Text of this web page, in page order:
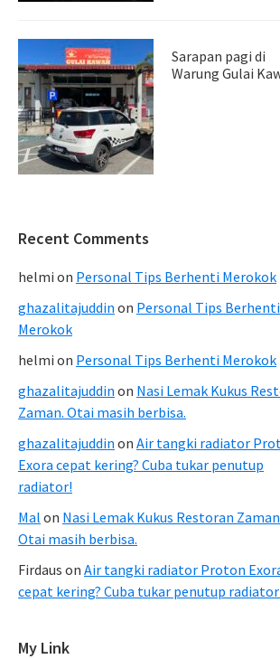
Sarapan pagi di
Warung Gulai
Recent Comments
helmi on Personal Tips Berhenti Merokok
ghazalitajuddin on Personal Tips Berhenti
Merokok
helmi on Personal Tips Berhenti Merokok
ghazalitajuddin on Nasi Lemak Kukus
Zaman. Otai masih berbisa.
ghazalitajuddin on Air tangki radiator
Exora cepat kering? Cuba tukar penutup
radiator!
Mal on Nasi Lemak Kukus Restoran
Otai masih berbisa.
Firdaus on Air tangki radiator Proton
cepat kering? Cuba tukar penutup
My Link